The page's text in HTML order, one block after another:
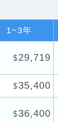
1~3年
$29,719
$35,400
$36,400